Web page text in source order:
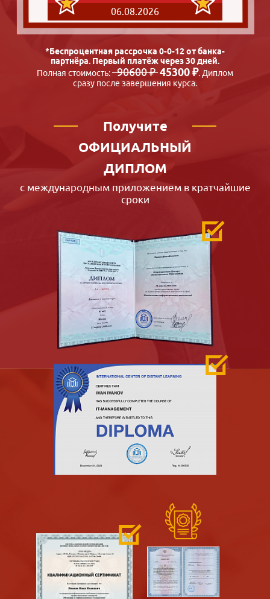
06.08.2026
*Беспроцентная рассрочка 0-0-12 от банка-
партнёра. Первый платёж через 30 дней.
Полная стоимость:90600 ₽45300 ₽. Диплом
сразу после завершения курса.
Получите
ОФИЦИАЛЬНЫЙ
ДИПЛОМ
с международным приложением в кратчайшие
сроки